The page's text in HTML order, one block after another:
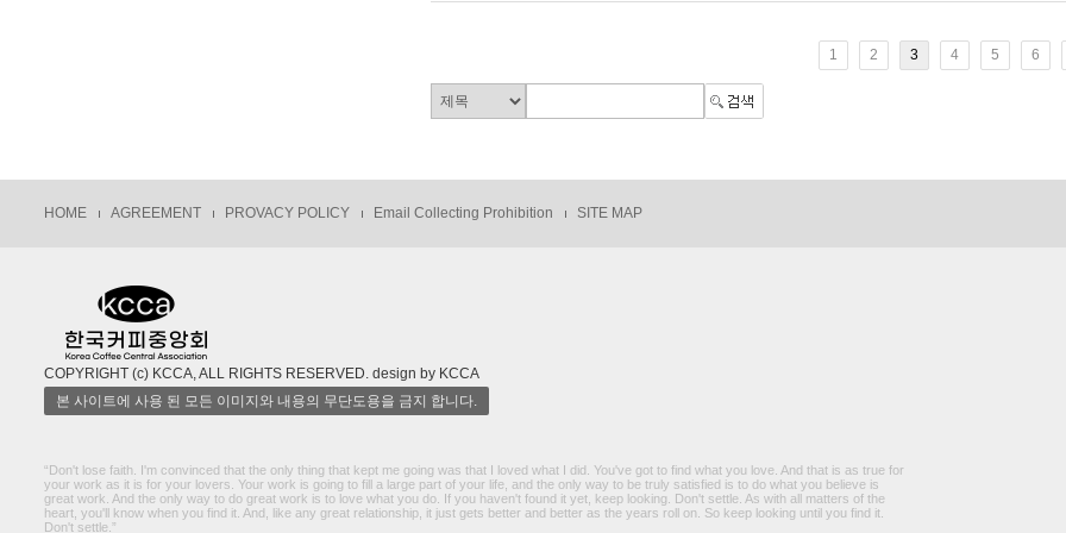
1 2 3 4 5 6
HOME AGREEMENT PROVACY POLICY Email Collecting Prohibition SITE MAP
COPYRIGHT (c) KCCA, ALL RIGHTS RESERVED. design by KCCA
본 사이트에 사용 된 모든 이미지와 내용의 무단도용을 금지 합니다.
“Don't lose faith. I'm convinced that the only thing that kept me going was that I loved what I did. You've got to find what you love. And that is as true for
your work as it is for your lovers. Your work is going to fill a large part of your life, and the only way to be truly satisfied is to do what you believe is
great work. And the only way to do great work is to love what you do. If you haven't found it yet, keep looking. Don't settle. As with all matters of the
heart, you'll know when you find it. And, like any great relationship, it just gets better and better as the years roll on. So keep looking until you find it.
Don't settle.”